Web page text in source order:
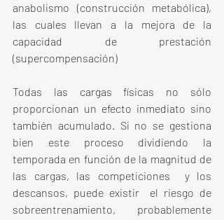
anabolismo (construcción metabólica),
las cuales llevan a la mejora de la
capacidad de prestación
(supercompensación)
Todas las cargas físicas no sólo
proporcionan un efecto inmediato sino
también acumulado. Si no se gestiona
bien este proceso dividiendo la
temporada en función de la magnitud de
las cargas, las competiciones  y los
descansos, puede existir  el riesgo de
sobreentrenamiento, probablemente